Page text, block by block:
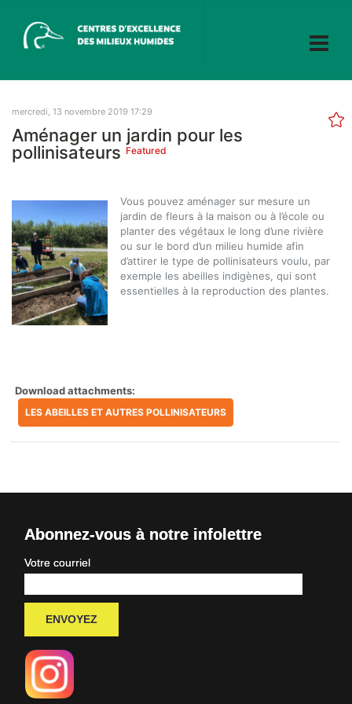
mercredi, 13 novembre 2019 17:29
Aménager un jardin pour les
pollinisateurs Featured
Vous pouvez aménager sur mesure un
jardin de fleurs à la maison ou à l’école ou
planter des végétaux le long d’une rivière
ou sur le bord d’un milieu humide afin
d’attirer le type de pollinisateurs voulu, par
exemple les abeilles indigènes, qui sont
essentielles à la reproduction des plantes.
Download attachments:
LES ABEILLES ET AUTRES POLLINISATEURS
Abonnez-vous à notre infolettre
Votre courriel